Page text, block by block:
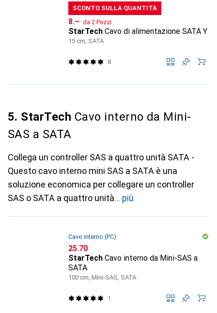
SCONTO SULLA QUANTITÀ
CHF
8.– da 2 Pezzi
StarTech Cavo di alimentazione SATA Y
15 cm, SATA
8
5. StarTech Cavo interno da Mini-
SAS a SATA
Collega un controller SAS a quattro unità SATA -
Questo cavo interno mini SAS a SATA è una
soluzione economica per collegare un controller
SAS o SATA a quattro unità
più
Cavo interno (PC)
CHF
25.70
StarTech Cavo interno da Mini-SAS a
SATA
100 cm, Mini-SAS, SATA
1